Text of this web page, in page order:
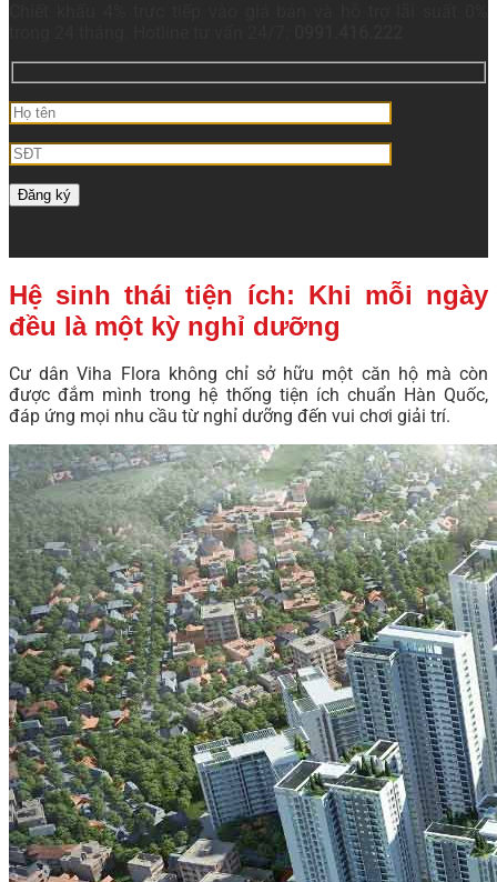
Hệ sinh thái tiện ích: Khi mỗi ngày
đều là một kỳ nghỉ dưỡng
Cư dân Viha Flora không chỉ sở hữu một căn hộ mà còn
được đắm mình trong hệ thống tiện ích chuẩn Hàn Quốc,
đáp ứng mọi nhu cầu từ nghỉ dưỡng đến vui chơi giải trí.